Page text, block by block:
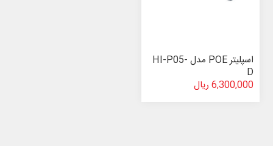
اسپلیتر POE مدل HI-P05-
D
6,300,000 ریال